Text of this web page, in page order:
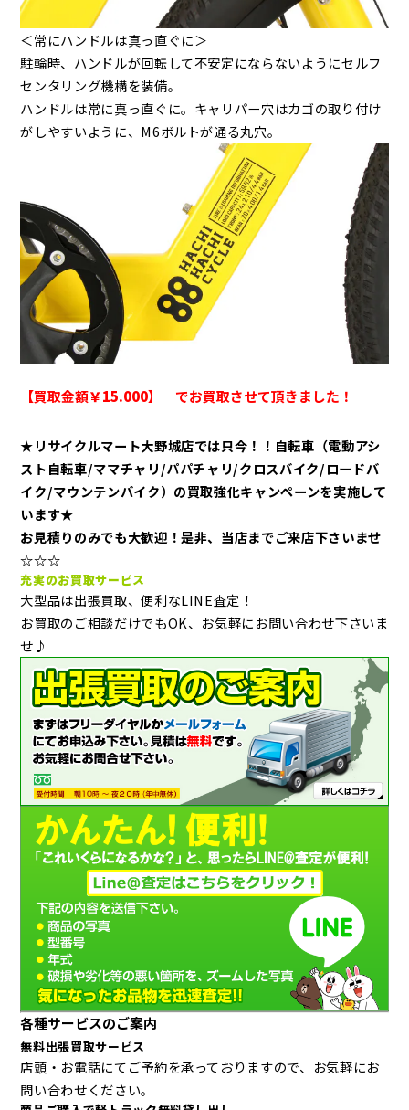
＜常にハンドルは真っ直ぐに＞
駐輪時、ハンドルが回転して不安定にならないようにセルフ
センタリング機構を装備。
ハンドルは常に真っ直ぐに。キャリパー穴はカゴの取り付け
がしやすいように、M6ボルトが通る丸穴。
【買取金額￥15.000】 でお買取させて頂きました！
★リサイクルマート大野城店では只今！！自転車（電動アシ
スト自転車/ママチャリ/パパチャリ/クロスバイク/ロードバ
イク/マウンテンバイク）の買取強化キャンペーンを実施して
います★
お見積りのみでも大歓迎！是非、当店までご来店下さいませ
☆☆☆
充実のお買取サービス
大型品は出張買取、便利なLINE査定！
お買取のご相談だけでもOK、お気軽にお問い合わせ下さいま
せ♪
各種サービスのご案内
無料出張買取サービス
店頭・お電話にてご予約を承っておりますので、お気軽にお
問い合わせください。